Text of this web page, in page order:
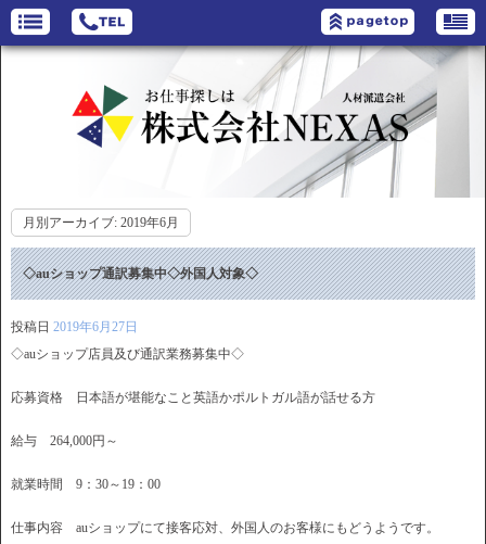
月別アーカイブ: 2019年6月
◇auショップ通訳募集中◇外国人対象◇
投稿日 2019年6月27日
◇auショップ店員及び通訳業務募集中◇
応募資格 日本語が堪能なこと英語かポルトガル語が話せる方
給与 264,000円～
就業時間 9：30～19：00
仕事内容 auショップにて接客応対、外国人のお客様にもどうようです。